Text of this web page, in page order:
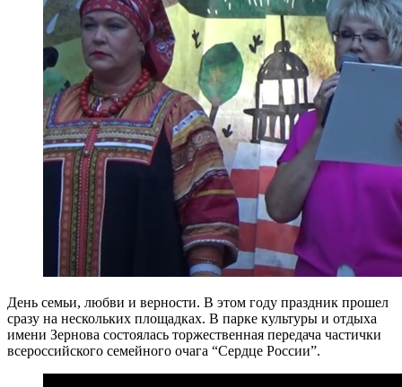
День семьи, любви и верности. В этом году праздник прошел
сразу на нескольких площадках. В парке культуры и отдыха
имени Зернова состоялась торжественная передача частички
всероссийского семейного очага “Сердце России”.